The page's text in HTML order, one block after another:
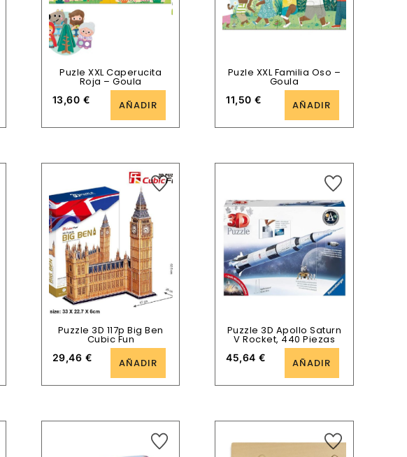
Puzle XXL Caperucita
Roja – Goula
13,60 € AÑADIR
Puzle XXL Familia Oso –
Goula
11,50€ AÑADIR
Puzzle 3D 117p Big Ben
Cubic Fun
29,46 € AÑADIR
Puzzle 3D Apollo Saturn
V Rocket, 440 Piezas
45,64€ AÑADIR